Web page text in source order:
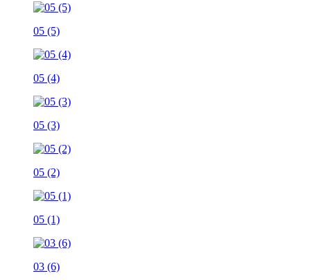
05 (5)
05 (4)
05 (3)
05 (2)
05 (1)
03 (6)